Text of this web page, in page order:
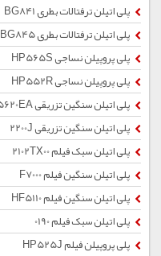
پلی اتیلن ترفتالات بطری BG841
پلی اتیلن ترفتالات بطری BG845
پلی پروپیلن نساجی HP565S
پلی پروپیلن نساجی HP552R
پلی اتیلن سنگین تزریقی 5620EA
پلی اتیلن سنگین تزریقی 2200J
پلی اتیلن سبک فیلم 2102TX00
پلی اتیلن سنگین فیلم F7000
پلی اتیلن سنگین فیلم HF5110
پلی اتیلن سبک فیلم 0190
پلی پروپیلن فیلم HP525J